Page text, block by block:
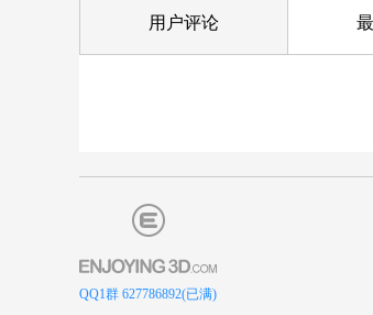
用户评论
QQ1群 627786892(已满)